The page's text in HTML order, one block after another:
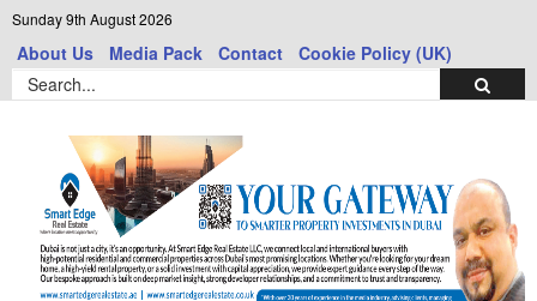
Sunday 9th August 2026
About Us Media Pack Contact Cookie Policy (UK)